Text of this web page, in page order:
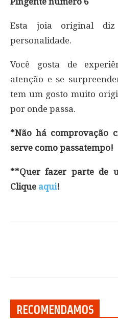
Esta joia original
personalidade.
Você gosta de
atenção e se
tem um gosto muito
por onde passa.
*Não há comprovação
serve como passatempo!
**Quer fazer parte de
Clique aqui!
RECOMENDAMOS